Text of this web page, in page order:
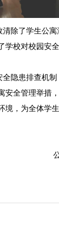
除了学生公
学校对校园安
隐患排查机
全管理举措
，为全体学
理
4-